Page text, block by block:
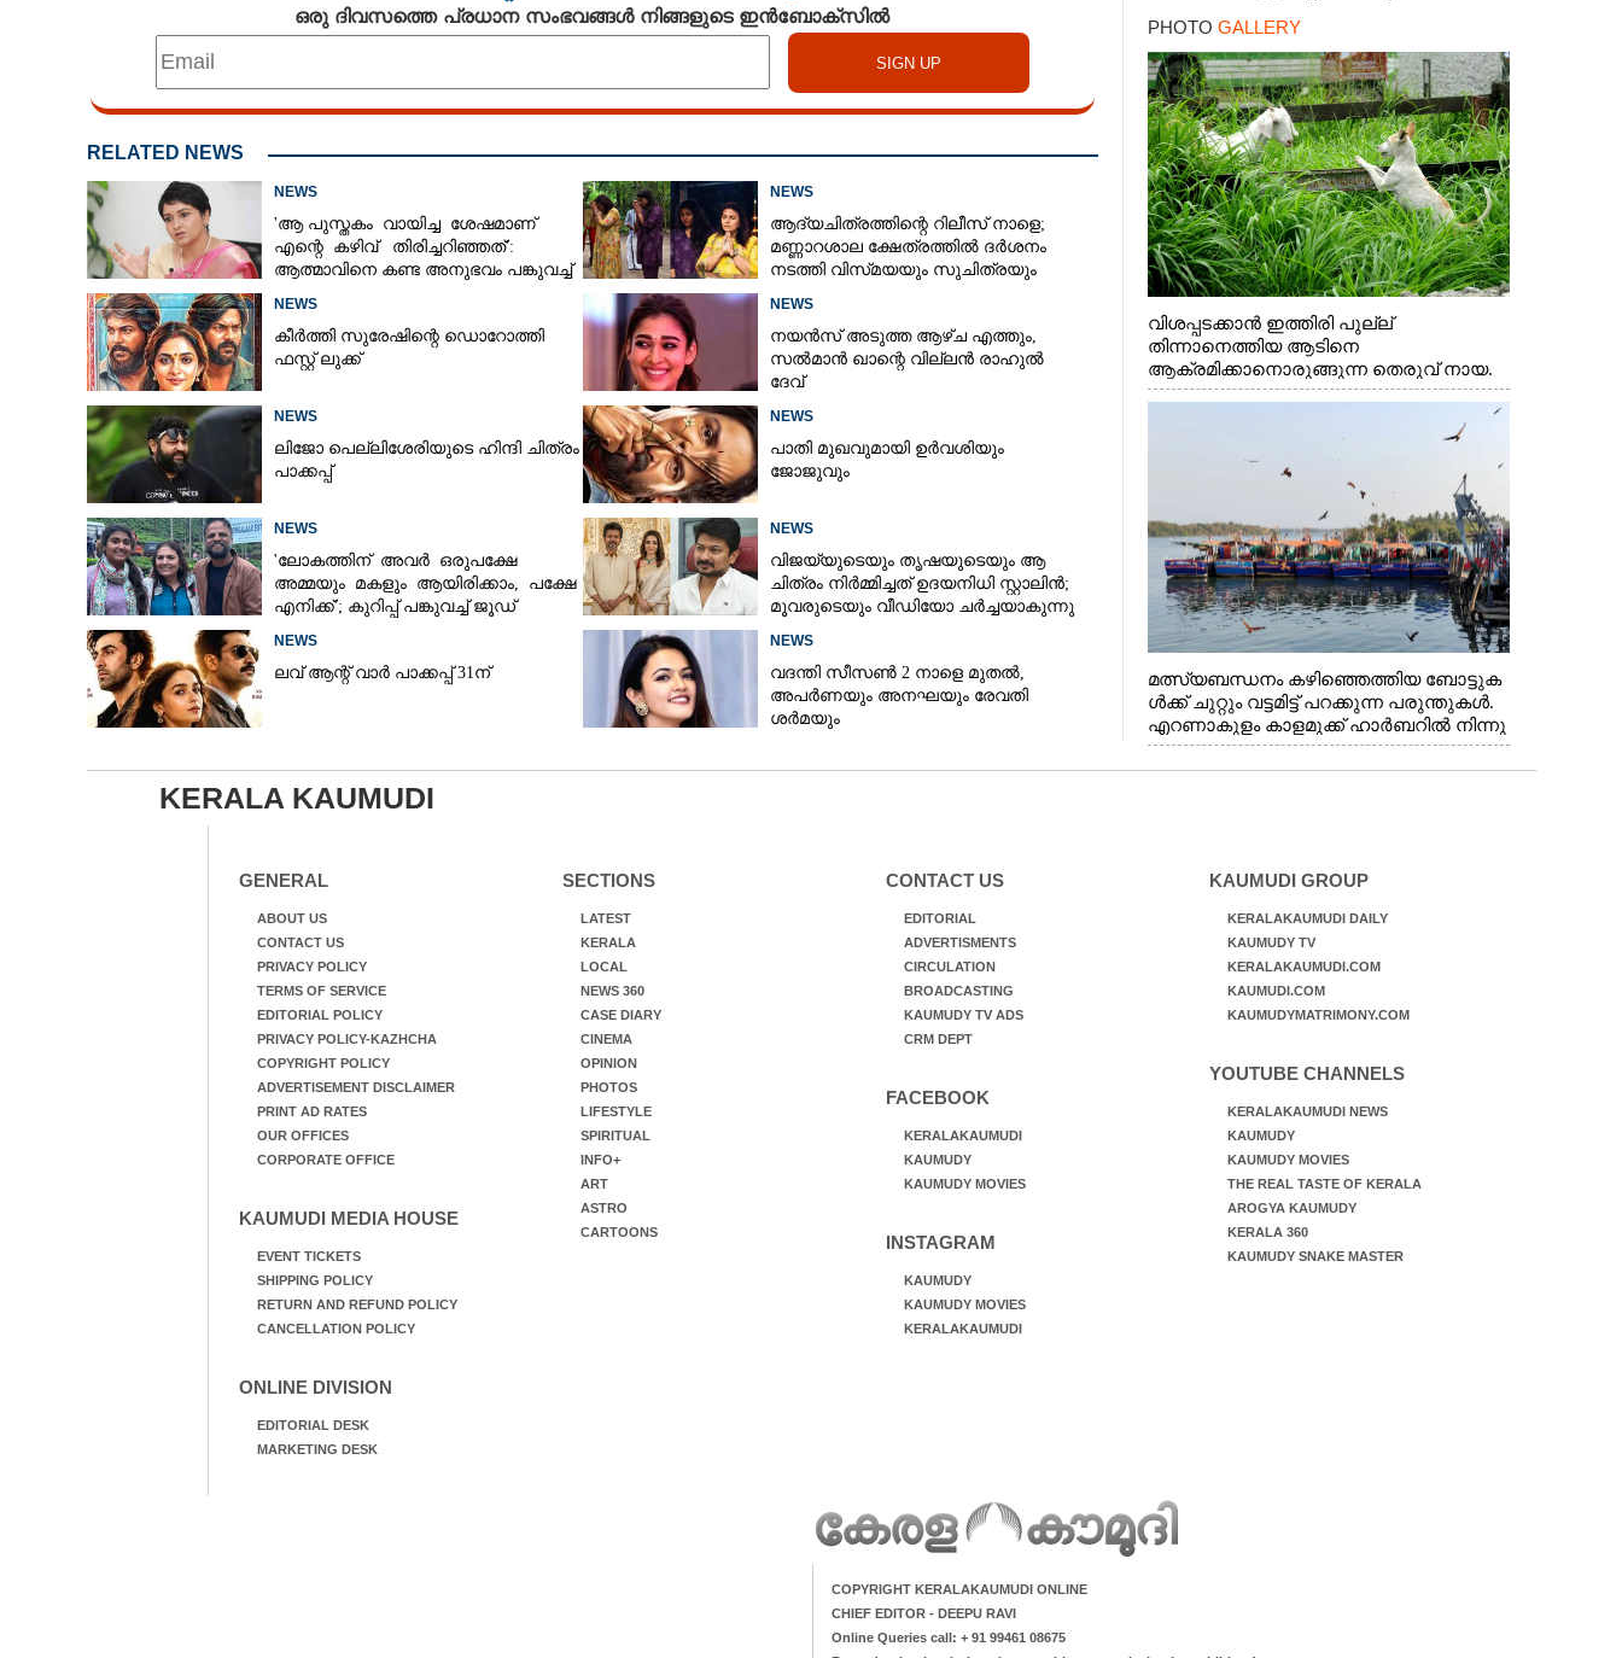
ഒരു ദിവസത്തെ പ്രധാന സംഭവങ്ങൾ നിങ്ങളുടെ ഇൻബോക്സിൽ
RELATED NEWS
NEWS
'ആ പുസ്തകം വായിച്ച ശേഷമാണ്
എന്റെ കഴിവ് തിരിച്ചറിഞ്ഞത്':
ആത്മാവിനെ കണ്ട അനുഭവം പങ്കുവച്ച്
NEWS
ആദ്യചിത്രത്തിന്റെ റിലീസ് നാളെ;
മണ്ണാറശാല ക്ഷേത്രത്തിൽ ദർശനം
നടത്തി വിസ്‌മയയും സുചിത്രയും
NEWS
കീർത്തി സുരേഷിന്റെ ഡൊറോത്തി
ഫസ്റ്റ് ലുക്ക്
NEWS
നയൻസ് അടുത്ത ആഴ്ച എത്തും,
സൽമാൻ ഖാന്റെ വില്ലൻ രാഹുൽ
ദേവ്
NEWS
ലിജോ പെല്ലിശേരിയുടെ ഹിന്ദി ചിത്രം
പാക്കപ്പ്
NEWS
പാതി മുഖവുമായി ഉർവശിയും
ജോജുവും
NEWS
'ലോകത്തിന് അവർ ഒരുപക്ഷേ
അമ്മയും മകളും ആയിരിക്കാം, പക്ഷേ
എനിക്ക്'; കുറിപ്പ് പങ്കുവച്ച് ജൂഡ്
NEWS
വിജയ്‌യുടെയും തൃഷയുടെയും ആ
ചിത്രം നിർമ്മിച്ചത് ഉദയനിധി സ്റ്റാലിൻ;
മൂവരുടെയും വീഡിയോ ചർച്ചയാകുന്നു
NEWS
ലവ് ആന്റ് വാർ പാക്കപ്പ് 31ന്
NEWS
വദന്തി സീസൺ 2 നാളെ മുതൽ,
അപർണയും അനഘയും രേവതി
ശർമയും
PHOTO GALLERY
വിശപ്പടക്കാൻ ഇത്തിരി പുല്ല്
തിന്നാനെത്തിയ ആടിനെ
ആക്രമിക്കാനൊരുങ്ങുന്ന തെരുവ് നായ.
എറണാകുളം വാത്തുരുത്തിയിൽ നിന്നുള്ള
മത്സ്യബന്ധനം കഴിഞ്ഞെത്തിയ ബോട്ടുക
ൾക്ക് ചുറ്റും വട്ടമിട്ട് പറക്കുന്ന പരുന്തുകൾ.
എറണാകുളം കാളമുക്ക് ഹാർബറിൽ നിന്നു
ള്ള കാഴ്ച
KERALA KAUMUDI
GENERAL
ABOUT US
CONTACT US
PRIVACY POLICY
TERMS OF SERVICE
EDITORIAL POLICY
PRIVACY POLICY-KAZHCHA
COPYRIGHT POLICY
ADVERTISEMENT DISCLAIMER
PRINT AD RATES
OUR OFFICES
CORPORATE OFFICE
KAUMUDI MEDIA HOUSE
EVENT TICKETS
SHIPPING POLICY
RETURN AND REFUND POLICY
CANCELLATION POLICY
ONLINE DIVISION
EDITORIAL DESK
MARKETING DESK
SECTIONS
LATEST
KERALA
LOCAL
NEWS 360
CASE DIARY
CINEMA
OPINION
PHOTOS
LIFESTYLE
SPIRITUAL
INFO+
ART
ASTRO
CARTOONS
CONTACT US
EDITORIAL
ADVERTISMENTS
CIRCULATION
BROADCASTING
KAUMUDY TV ADS
CRM DEPT
FACEBOOK
KERALAKAUMUDI
KAUMUDY
KAUMUDY MOVIES
INSTAGRAM
KAUMUDY
KAUMUDY MOVIES
KERALAKAUMUDI
KAUMUDI GROUP
KERALAKAUMUDI DAILY
KAUMUDY TV
KERALAKAUMUDI.COM
KAUMUDI.COM
KAUMUDYMATRIMONY.COM
YOUTUBE CHANNELS
KERALAKAUMUDI NEWS
KAUMUDY
KAUMUDY MOVIES
THE REAL TASTE OF KERALA
AROGYA KAUMUDY
KERALA 360
KAUMUDY SNAKE MASTER
COPYRIGHT KERALAKAUMUDI ONLINE
CHIEF EDITOR - DEEPU RAVI
Online Queries call: + 91 99461 08675